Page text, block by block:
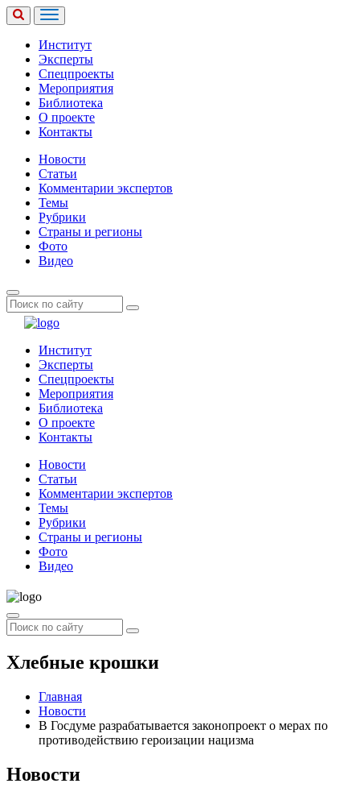
Институт
Эксперты
Спецпроекты
Мероприятия
Библиотека
О проекте
Контакты
Новости
Статьи
Комментарии экспертов
Темы
Рубрики
Страны и регионы
Фото
Видео
Институт
Эксперты
Спецпроекты
Мероприятия
Библиотека
О проекте
Контакты
Новости
Статьи
Комментарии экспертов
Темы
Рубрики
Страны и регионы
Фото
Видео
Хлебные крошки
Главная
Новости
В Госдуме разрабатывается законопроект о мерах по
противодействию героизации нацизма
Новости